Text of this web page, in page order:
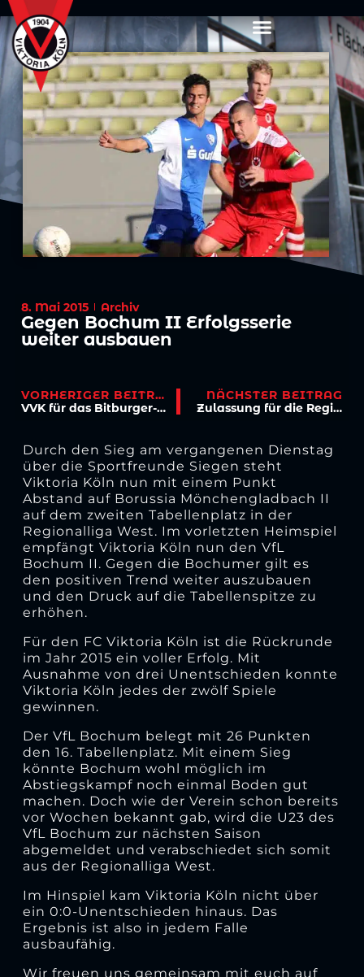
8. Mai 2015 Archiv
Gegen Bochum II Erfolgsserie
weiter ausbauen
VORHERIGER BEITRAG
VVK für das Bitburger-Pokalfinale endet
NÄCHSTER BEITRAG
Zulassung für die Regionalliga 2015-16 erhalten
Durch den Sieg am vergangenen Dienstag
über die Sportfreunde Siegen steht
Viktoria Köln nun mit einem Punkt
Abstand auf Borussia Mönchengladbach II
auf dem zweiten Tabellenplatz in der
Regionalliga West. Im vorletzten Heimspiel
empfängt Viktoria Köln nun den VfL
Bochum II. Gegen die Bochumer gilt es
den positiven Trend weiter auszubauen
und den Druck auf die Tabellenspitze zu
erhöhen.
Für den FC Viktoria Köln ist die Rückrunde
im Jahr 2015 ein voller Erfolg. Mit
Ausnahme von drei Unentschieden konnte
Viktoria Köln jedes der zwölf Spiele
gewinnen.
Der VfL Bochum belegt mit 26 Punkten
den 16. Tabellenplatz. Mit einem Sieg
könnte Bochum wohl möglich im
Abstiegskampf noch einmal Boden gut
machen. Doch wie der Verein schon bereits
vor Wochen bekannt gab, wird die U23 des
VfL Bochum zur nächsten Saison
abgemeldet und verabschiedet sich somit
aus der Regionalliga West.
Im Hinspiel kam Viktoria Köln nicht über
ein 0:0-Unentschieden hinaus. Das
Ergebnis ist also in jedem Falle
ausbaufähig.
Wir freuen uns gemeinsam mit euch auf